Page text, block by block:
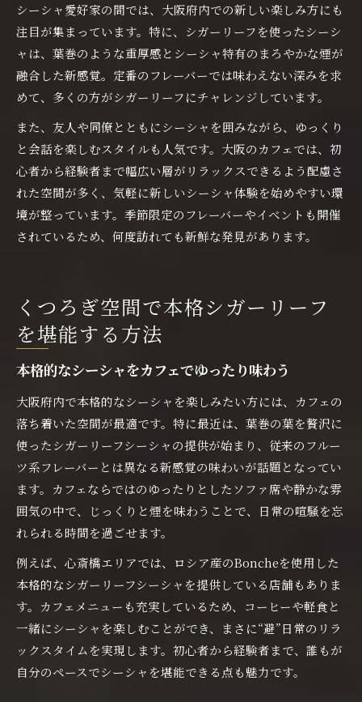
シーシャ愛好家の間では、大阪府内での新しい楽しみ方にも
注目が集まっています。特に、シガーリーフを使ったシーシ
ャは、葉巻のような重厚感とシーシャ特有のまろやかな煙が
融合した新感覚。定番のフレーバーでは味わえない深みを求
めて、多くの方がシガーリーフにチャレンジしています。
また、友人や同僚とともにシーシャを囲みながら、ゆっくり
と会話を楽しむスタイルも人気です。大阪のカフェでは、初
心者から経験者まで幅広い層がリラックスできるよう配慮さ
れた空間が多く、気軽に新しいシーシャ体験を始めやすい環
境が整っています。季節限定のフレーバーやイベントも開催
されているため、何度訪れても新鮮な発見があります。
くつろぎ空間で本格シガーリーフ
を堪能する方法
本格的なシーシャをカフェでゆったり味わう
大阪府内で本格的なシーシャを楽しみたい方には、カフェの
落ち着いた空間が最適です。特に最近は、葉巻の葉を贅沢に
使ったシガーリーフシーシャの提供が始まり、従来のフルー
ツ系フレーバーとは異なる新感覚の味わいが話題となってい
ます。カフェならではのゆったりとしたソファ席や静かな雰
囲気の中で、じっくりと煙を味わうことで、日常の喧騒を忘
れられる時間を過ごせます。
例えば、心斎橋エリアでは、ロシア産のBoncheを使用した
本格的なシガーリーフシーシャを提供している店舗もありま
す。カフェメニューも充実しているため、コーヒーや軽食と
一緒にシーシャを楽しむことができ、まさに“避”日常のリラ
ックスタイムを実現します。初心者から経験者まで、誰もが
自分のペースでシーシャを堪能できる点も魅力です。